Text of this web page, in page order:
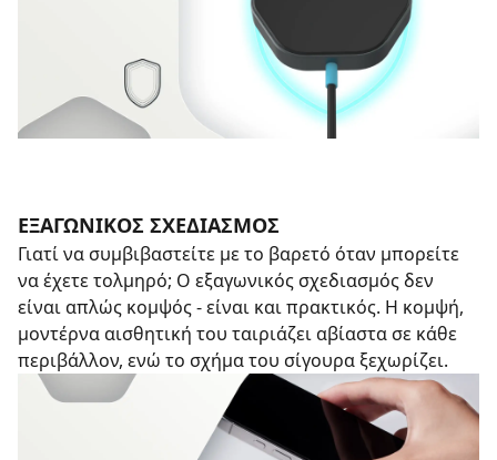
ΕΞΑΓΩΝΙΚΌΣ ΣΧΕΔΙΑΣΜΌΣ
Γιατί να συμβιβαστείτε με το βαρετό όταν μπορείτε
να έχετε τολμηρό; Ο εξαγωνικός σχεδιασμός δεν
είναι απλώς κομψός - είναι και πρακτικός. Η κομψή,
μοντέρνα αισθητική του ταιριάζει αβίαστα σε κάθε
περιβάλλον, ενώ το σχήμα του σίγουρα ξεχωρίζει.